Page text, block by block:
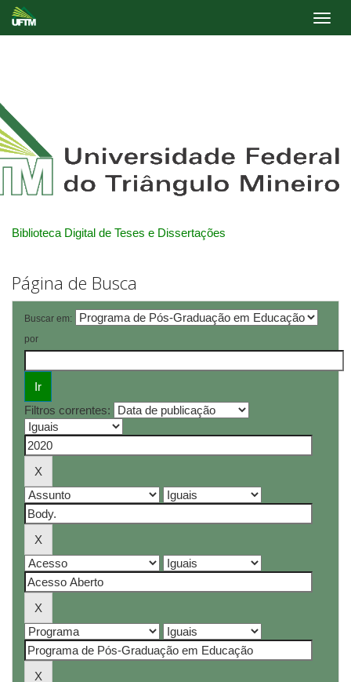
Biblioteca Digital de Teses e Dissertações
Página de Busca
Buscar em:
por
Filtros correntes: